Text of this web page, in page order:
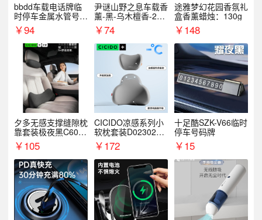
bbdd车载电话牌临
时停车金属水管号码
牌可隐藏创意趣味
￥94
尹谜山野之息车载香
薰-黑-乌木檀香-200
g￥74
途雅梦幻花园香氛礼
盒香薰蜡烛：130g
￥148
夕多无感支撑缝隙枕
靠套装极夜黑C6003
+C6004
￥105
CICIDO凉感系列小
软枕套装D023021+
D033031
￥172
十足酷SZK-V66临时
停车号码牌
￥15